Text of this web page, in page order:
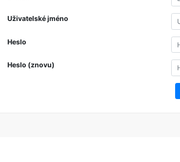
Uživatelské jméno
Heslo
Heslo (znovu)